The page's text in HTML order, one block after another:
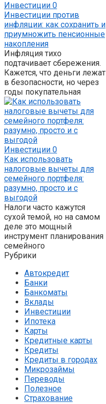
Инвестиции 0
Инвестиции против
инфляции: как сохранить и
приумножить пенсионные
накопления
Инфляция тихо
подтачивает сбережения.
Кажется, что деньги лежат
в безопасности, но через
годы покупательная
Инвестиции 0
Как использовать
налоговые вычеты для
семейного портфеля:
разумно, просто и с
выгодой
Налоги часто кажутся
сухой темой, но на самом
деле это мощный
инструмент планирования
семейного
Рубрики
Автокредит
Банки
Банкоматы
Вклады
Инвестиции
Ипотека
Карты
Кредитные карты
Кредиты
Кредиты в городах
Микрозаймы
Переводы
Полезное
Страхование